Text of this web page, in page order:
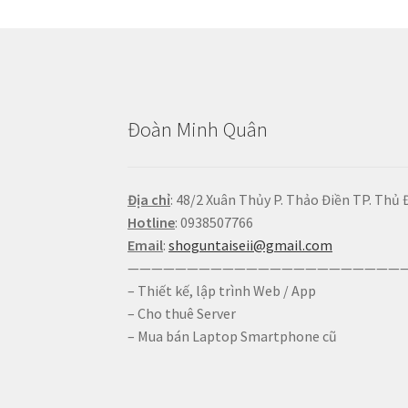
Đoàn Minh Quân
Địa chỉ: 48/2 Xuân Thủy P. Thảo Điền TP. Thủ
Hotline: 0938507766
Email:shoguntaiseii@gmail.com
– Thiết kế, lập trình Web / App
– Cho thuê Server
– Mua bán Laptop Smartphone cũ